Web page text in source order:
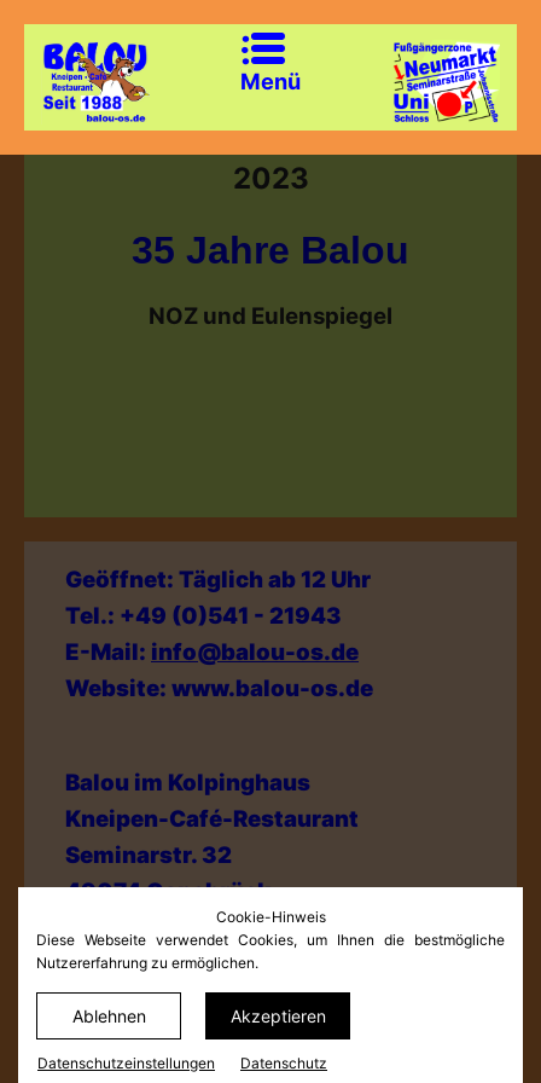
Menü
2023
35 Jahre Balou
NOZ und Eulenspiegel
Geöffnet: Täglich ab 12 Uhr
Tel.: +49 (0)541 - 21943
E-Mail: info@balou-os.de
Website: www.balou-os.de
Balou im Kolpinghaus
Kneipen-Café-Restaurant
Seminarstr. 32
49074 Osnabrück
Impressum und Haftungsausschluss
Datenschutz­einstellungen
Cookie-Hinweis
Diese Webseite verwendet Cookies, um Ihnen die bestmögliche
Nutzererfahrung zu ermöglichen.
Ablehnen Akzeptieren
Datenschutz­einstellungen Datenschutz